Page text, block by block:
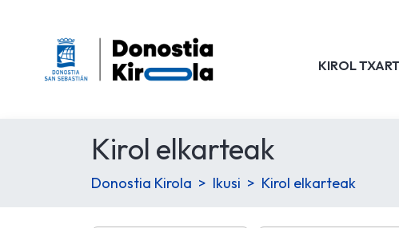
KIROL
Kirol elkarteak
Donostia Kirola Ikusi Kirol elkarteak